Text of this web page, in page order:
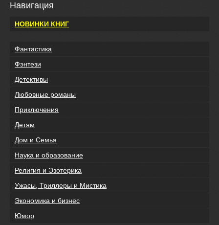
Навигация
НОВИНКИ КНИГ
Фантастика
Фэнтези
Детективы
Любовные романы
Приключения
Детям
Дом и Семья
Наука и образование
Религия и Эзотерика
Ужасы, Триллеры и Мистика
Экономика и бизнес
Юмор